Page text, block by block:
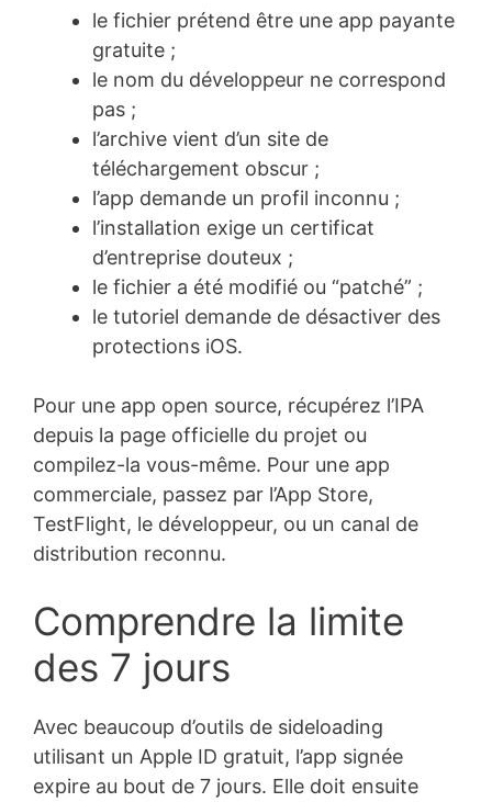
le fichier prétend être une app payante
gratuite ;
le nom du développeur ne correspond
pas ;
l’archive vient d’un site de
téléchargement obscur ;
l’app demande un profil inconnu ;
l’installation exige un certificat
d’entreprise douteux ;
le fichier a été modifié ou “patché” ;
le tutoriel demande de désactiver des
protections iOS.
Pour une app open source, récupérez l’IPA
depuis la page officielle du projet ou
compilez-la vous-même. Pour une app
commerciale, passez par l’App Store,
TestFlight, le développeur, ou un canal de
distribution reconnu.
Comprendre la limite
des 7 jours
Avec beaucoup d’outils de sideloading
utilisant un Apple ID gratuit, l’app signée
expire au bout de 7 jours. Elle doit ensuite